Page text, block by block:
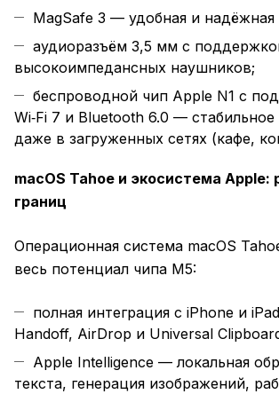
MagSafe 3 — удобная и надёжная
аудиоразъём 3,5 мм с
высокоимпедансных наушников;
беспроводной чип Apple N1 с
Wi‑Fi 7 и Bluetooth 6.0 —
даже в загруженных сетях (кафе,
macOS Tahoe и экосистема Apple:
границ
Операционная система macOS
весь потенциал чипа M5:
полная интеграция с iPhone и
Handoff, AirDrop и Universal
Apple Intelligence — локальная
текста, генерация изображений,